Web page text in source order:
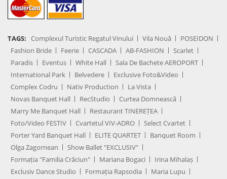
TAGS: Complexul Turistic Regatul Vinului Vila Nouă
POSEIDON
Fashion Bride
Feerie CASCADA AB-FASHION
Scarlet
Paradis
Eventus White Hall
Sala De Bachete AEROPORT
International Park
Belvedere
Exclusive Foto&Video
Complex Codru
Nativ Production
La Vista
Novas Banquet Hall
RecStudio
Curtea Domnească
Marry Me Banquet Hall
Restaurant TINEREȚEA
Foto/Video FESTIV
Cvartetul VIV-ADRO
Select Cvartet
Porter Yard Banquet Hall
ELITE QUARTET
Banquet Room
Olga Zagornean
Show Ballet "EXCLUSIV"
Formația "Familia Crăciun"
Mariana Bogaci
Irina Mihalaș
Exclusiv Dance Studio
Formația Rapsodia
Maria Lupu